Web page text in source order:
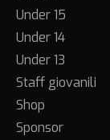
Under 15
Under 14
Under 13
Staff giovanili
Shop
Sponsor